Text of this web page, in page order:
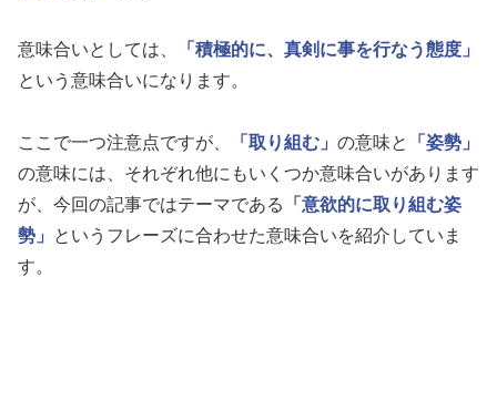
意味合いとしては、
「積極的に、真剣に事を行なう態度」
という意味合いになります。
ここで一つ注意点ですが、 「取り組む」 の意味と
「姿勢」
の意味には、それぞれ他にもいくつか意味合いがあります
が、今回の記事ではテーマである
「意欲的に取り組む姿
勢」
というフレーズに合わせた意味合いを紹介していま
す。